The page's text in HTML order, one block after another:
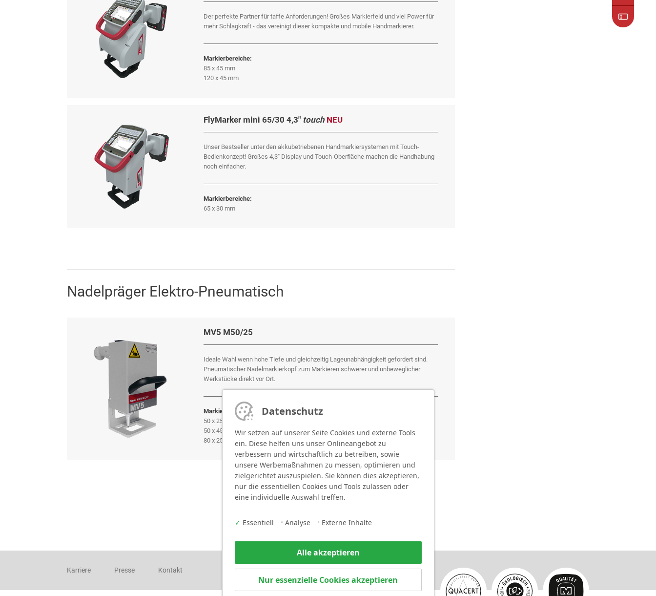
Der perfekte Partner für taffe Anforderungen! Großes Markierfeld und viel Power für
mehr Schlagkraft - das vereinigt dieser kompakte und mobile Handmarkierer.
Markierbereiche:
85 x 45 mm
120 x 45 mm
FlyMarker mini 65/30 4,3" touch NEU
Unser Bestseller unter den akkubetriebenen Handmarkiersystemen mit Touch-
Bedienkonzept! Großes 4,3" Display und Touch-Oberfläche machen die Handhabung
noch einfacher.
Markierbereiche:
65 x 30 mm
Nadelpräger Elektro-Pneumatisch
MV5 M50/25
Ideale Wahl wenn hohe Tiefe und gleichzeitig Lageunabhängigkeit gefordert sind.
Pneumatischer Nadelmarkierkopf zum Markieren schwerer und unbeweglicher
Werkstücke direkt vor Ort.
Markierbereiche:
50 x 25 mm (M50/25)
50 x 45 mm (M50/45)
80 x 25 mm (M80/25)
120 x 25 mm (M120/25)
120 x 45 mm (M120/45)
Karriere Presse Kontakt
Datenschutz
Wir setzen auf unserer Seite Cookies und externe Tools
ein. Diese helfen uns unser Onlineangebot zu
verbessern und wirtschaftlich zu betreiben, sowie
unsere Werbemaßnahmen zu messen, optimieren und
zielgerichtet auszuspielen. Sie können dies akzeptieren,
nur die essentiellen Cookies und Tools zulassen oder
eine individuelle Auswahl treffen.
✓ Essentiell • Analyse • Externe Inhalte
Alle akzeptieren
Nur essenzielle Cookies akzeptieren